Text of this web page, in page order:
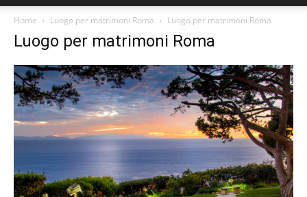
Home Luogo per matrimoni Roma Luogo per matrimoni Roma
Luogo per matrimoni Roma